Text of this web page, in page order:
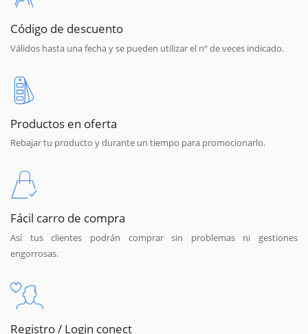
Código de descuento
Válidos hasta una fecha y se pueden utilizar el nº de veces indicado.
Productos en oferta
Rebajar tu producto y durante un tiempo para promocionarlo.
Fácil carro de compra
Así tus clientes podrán comprar sin problemas ni gestiones
engorrosas.
Registro / Login conect